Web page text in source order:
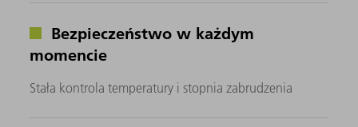
Bezpieczeństwo w każdym
momencie
Stała kontrola temperatury i stopnia zabrudzenia